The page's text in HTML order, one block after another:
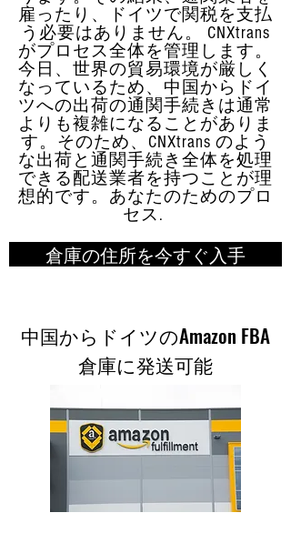
雇ったり、ドイツで関税を支払
う必要はありません。 CNXtrans
がプロセス全体を管理します。
今日、世界の貿易環境が厳しく
なっているため、中国からドイ
ツへの出荷の通関手続きは通常
よりも複雑になることがありま
す。そのため、CNXtrans のよう
な出荷と通関手続き全体を処理
できる配送業者を持つことが理
想的です。あなたのためのプロ
セス.
倉庫の住所を今すぐ入手
中国からドイツのAmazon FBA
倉庫に発送可能